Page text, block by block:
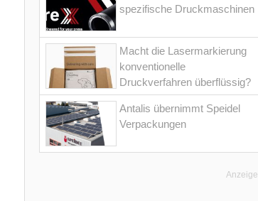
spezifische Druckmaschinen
Macht die Lasermarkierung
konventionelle
Druckverfahren überflüssig?
Antalis übernimmt Speidel
Verpackungen
Anzeige